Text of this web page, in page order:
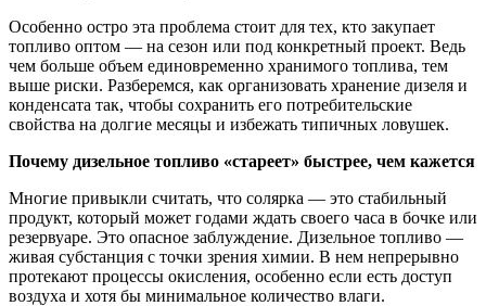
Особенно остро эта проблема стоит для тех, кто закупает
топливо оптом — на сезон или под конкретный проект. Ведь
чем больше объем единовременно хранимого топлива, тем
выше риски. Разберемся, как организовать хранение дизеля и
конденсата так, чтобы сохранить его потребительские
свойства на долгие месяцы и избежать типичных ловушек.
Почему дизельное топливо «стареет» быстрее, чем кажется
Многие привыкли считать, что солярка — это стабильный
продукт, который может годами ждать своего часа в бочке или
резервуаре. Это опасное заблуждение. Дизельное топливо —
живая субстанция с точки зрения химии. В нем непрерывно
протекают процессы окисления, особенно если есть доступ
воздуха и хотя бы минимальное количество влаги.